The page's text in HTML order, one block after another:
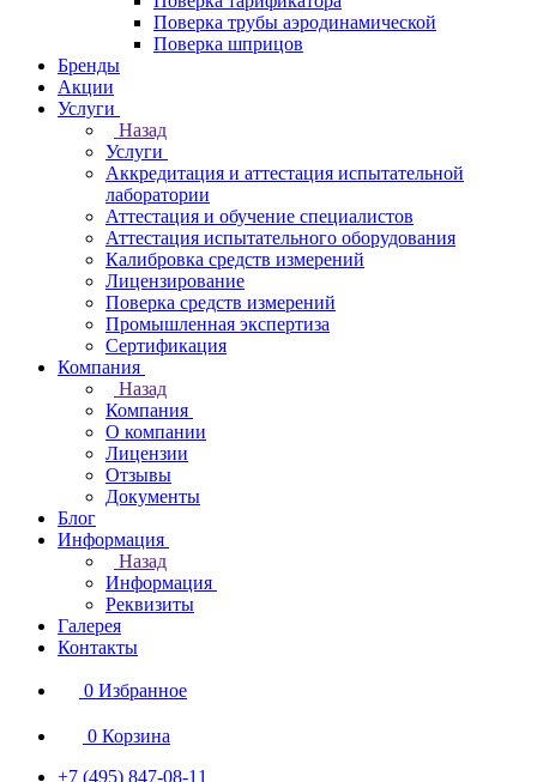
Поверка трубы аэродинамической
Поверка шприцов
Бренды
Акции
Услуги
Назад
Услуги
Аккредитация и аттестация испытательной
лаборатории
Аттестация и обучение специалистов
Аттестация испытательного оборудования
Калибровка средств измерений
Лицензирование
Поверка средств измерений
Промышленная экспертиза
Сертификация
Компания
Назад
Компания
О компании
Лицензии
Отзывы
Документы
Блог
Информация
Назад
Информация
Реквизиты
Галерея
Контакты
0 Избранное
0 Корзина
+7 (495) 847-08-11